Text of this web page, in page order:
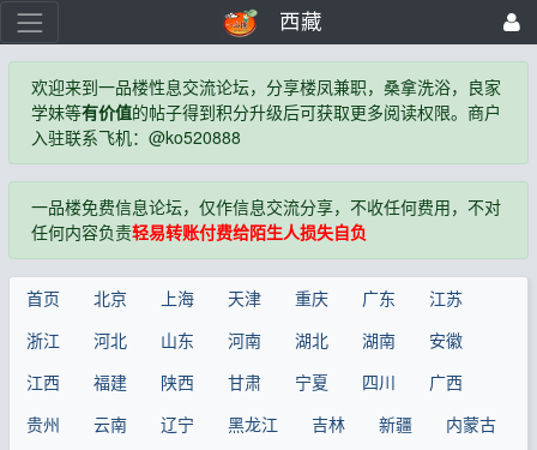
西藏
欢迎来到一品楼性息交流论坛，分享楼凤兼职，桑拿洗浴，良家
学妹等有价值的帖子得到积分升级后可获取更多阅读权限。商户
入驻联系飞机：@ko520888
一品楼免费信息论坛，仅作信息交流分享，不收任何费用，不对
任何内容负责轻易转账付费给陌生人损失自负
首页 北京 上海 天津 重庆 广东
江苏
浙江
河北 山东 河南 湖北 湖南
安徽
江西
福建 陕西 甘肃 宁夏 四川
广西
贵州
云南 辽宁 黑龙江 吉林 新疆
内蒙古